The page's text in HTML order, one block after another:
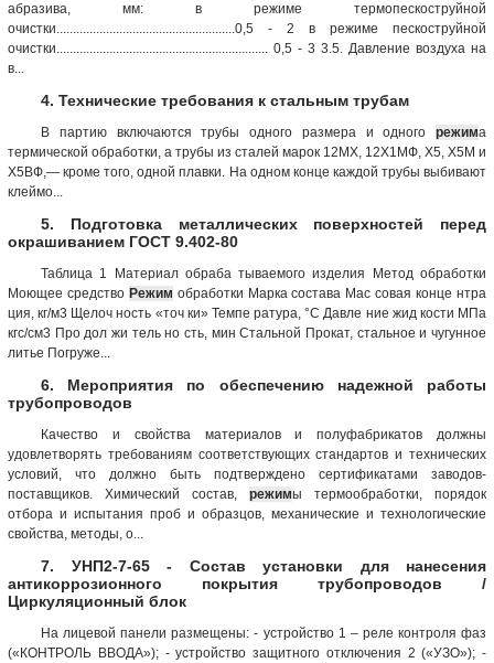
абразива, мм: в режиме термопескоструйной
очистки......................................................0,5 - 2 в режиме пескоструйной
очистки................................................................ 0,5 - 3 3.5. Давление воздуха на
в...
4. Технические требования к стальным трубам
В партию включаются трубы одного размера и одного режима
термической обработки, а трубы из сталей марок 12МХ, 12Х1МФ, Х5, Х5М и
Х5ВФ,— кроме того, одной плавки. На одном конце каждой трубы выбивают
клеймо...
5. Подготовка металлических поверхностей перед
окрашиванием ГОСТ 9.402-80
Таблица 1 Материал обраба тываемого изделия Метод обработки
Моющее средство Режим обработки Марка состава Мас совая конце нтра
ция, кг/м3 Щелоч ность «точ ки» Темпе ратура, °С Давле ние жид кости МПа
кгс/см3 Про дол жи тель но сть, мин Стальной Прокат, стальное и чугунное
литье Погруже...
6. Мероприятия по обеспечению надежной работы
трубопроводов
Качество и свойства материалов и полуфабрикатов должны
удовлетворять требованиям соответствующих стандартов и технических
условий, что должно быть подтверждено сертификатами заводов-
поставщиков. Химический состав, режимы термообработки, порядок
отбора и испытания проб и образцов, механические и технологические
свойства, методы, о...
7. УНП2-7-65 - Состав установки для нанесения
антикоррозионного покрытия трубопроводов /
Циркуляционный блок
На лицевой панели размещены: - устройство 1 – реле контроля фаз
(«КОНТРОЛЬ ВВОДА»); - устройство защитного отключения 2 («УЗО»); -